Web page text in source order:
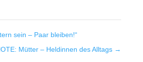
sein – Paar bleiben!“
Mütter – Heldinnen des Alltags →